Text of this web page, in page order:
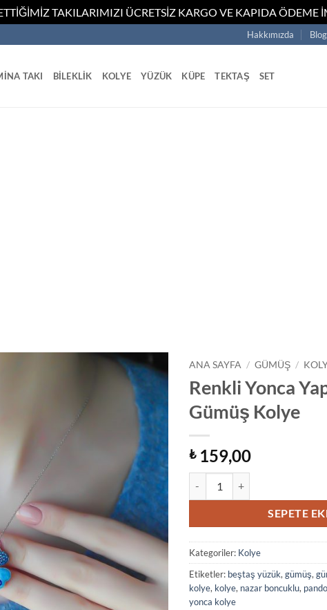
TAKILARIMIZI ÜCRETSİZ KARGO VE KAPIDA ÖDEME
Hakkımızda Blog
TAKI BILEKLIK KOLYE YÜZÜK KÜPE TEKTAŞ SET
ANA SAYFA / GÜMÜŞ /
Renkli Yonca
Gümüş Kolye
₺159,00
SEPETE
Kategoriler: Kolye
Etiketler: beştaş yüzük, gümüş,
kolye, kolye, nazar boncuklu,
yonca kolye